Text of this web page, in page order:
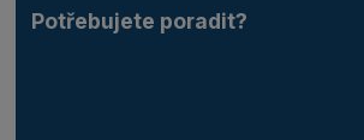
Potřebujete poradit?